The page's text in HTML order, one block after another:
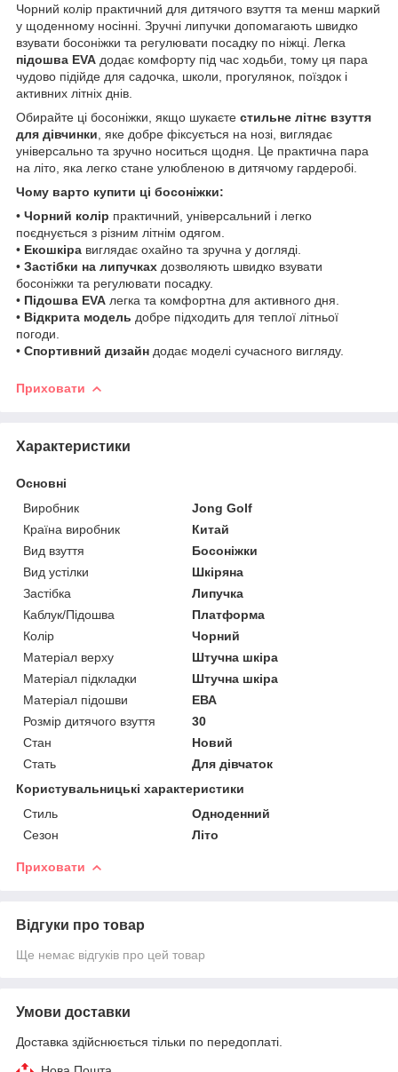
Чорний колір практичний для дитячого взуття та менш маркий
у щоденному носінні. Зручні липучки допомагають швидко
взувати босоніжки та регулювати посадку по ніжці. Легка
підошва EVA додає комфорту під час ходьби, тому ця пара
чудово підійде для садочка, школи, прогулянок, поїздок і
активних літніх днів.
Обирайте ці босоніжки, якщо шукаєте стильне літнє взуття
для дівчинки , яке добре фіксується на нозі, виглядає
універсально та зручно носиться щодня. Це практична пара
на літо, яка легко стане улюбленою в дитячому гардеробі.
Чому варто купити ці босоніжки:
• Чорний колір практичний, універсальний і легко
поєднується з різним літнім одягом.
• Екошкіра виглядає охайно та зручна у догляді.
• Застібки на липучках дозволяють швидко взувати
босоніжки та регулювати посадку.
• Підошва EVA легка та комфортна для активного дня.
• Відкрита модель добре підходить для теплої літньої
погоди.
• Спортивний дизайн додає моделі сучасного вигляду.
Приховати
Характеристики
Основні
Виробник
Jong Golf
Країна виробник
Китай
Вид взуття
Босоніжки
Вид устілки
Шкіряна
Застібка
Липучка
Каблук/Підошва
Платформа
Колір
Чорний
Матеріал верху
Штучна шкіра
Матеріал підкладки
Штучна шкіра
Матеріал підошви
ЕВА
Розмір дитячого взуття
30
Стан
Новий
Стать
Для дівчаток
Користувальницькі характеристики
Стиль
Одноденний
Сезон
Літо
Приховати
Відгуки про товар
Ще немає відгуків про цей товар
Умови доставки
Доставка здійснюється тільки по передоплаті.